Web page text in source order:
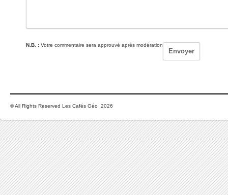
N.B. : Votre commentaire sera approuvé après modération
© All Rights Reserved Les Cafés Géo 2026